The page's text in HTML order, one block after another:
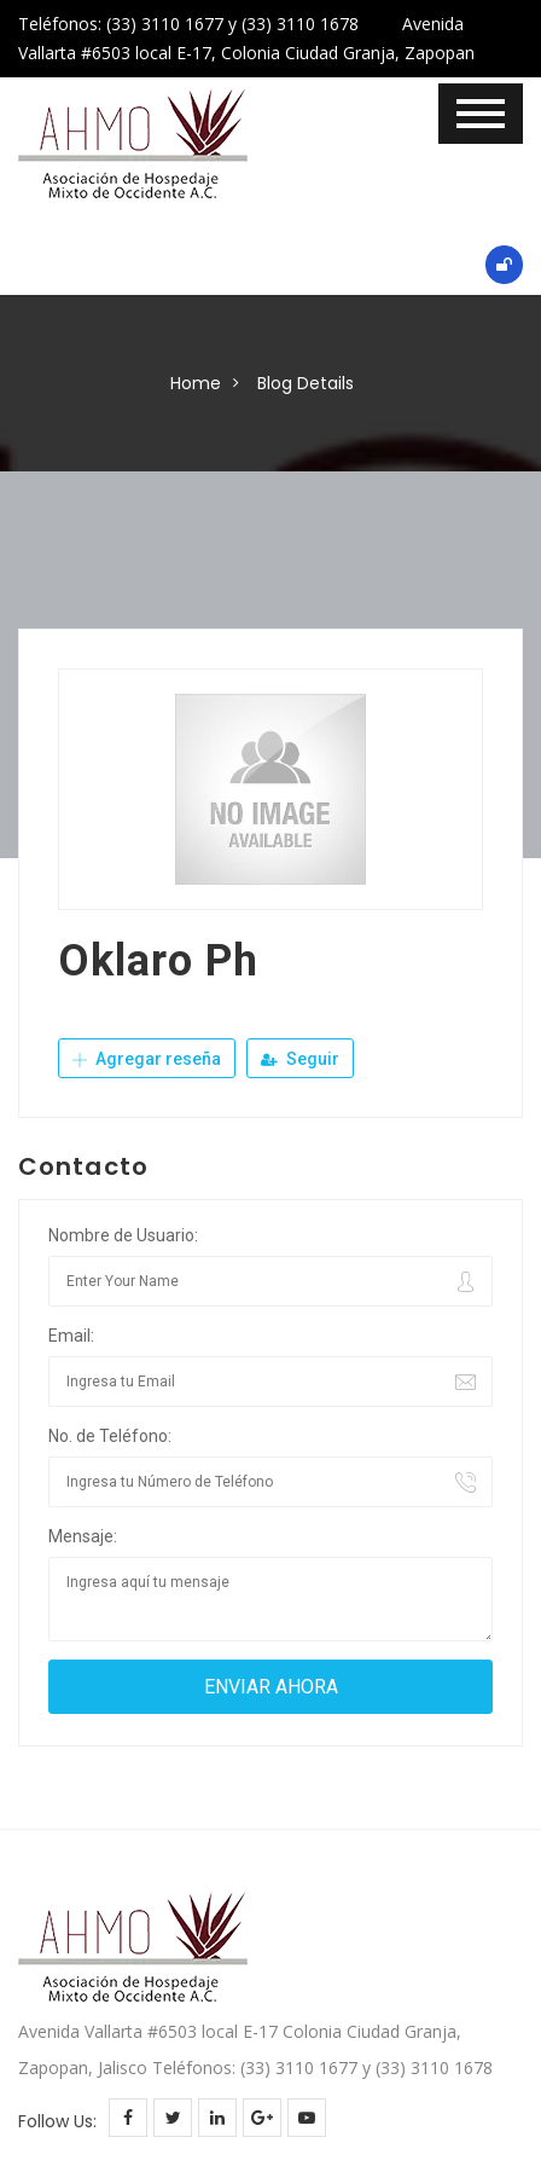
Teléfonos: (33) 3110 1677 y (33) 3110 1678 Avenida
Vallarta #6503 local E-17, Colonia Ciudad Granja, Zapopan
Home Blog Details
Oklaro Ph
Agregar reseña Seguir
Contacto
Nombre de Usuario:
Email:
No. de Teléfono:
Mensaje:
Avenida Vallarta #6503 local E-17 Colonia Ciudad Granja,
Zapopan, Jalisco Teléfonos: (33) 3110 1677 y (33) 3110 1678
Follow Us: